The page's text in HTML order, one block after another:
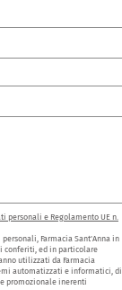
personali e Regolamento UE n.
Farmacia Sant'Anna in
conferiti, ed in particolare
utilizzati da Farmacia
automatizzati e informatici, di
promozionale inerenti